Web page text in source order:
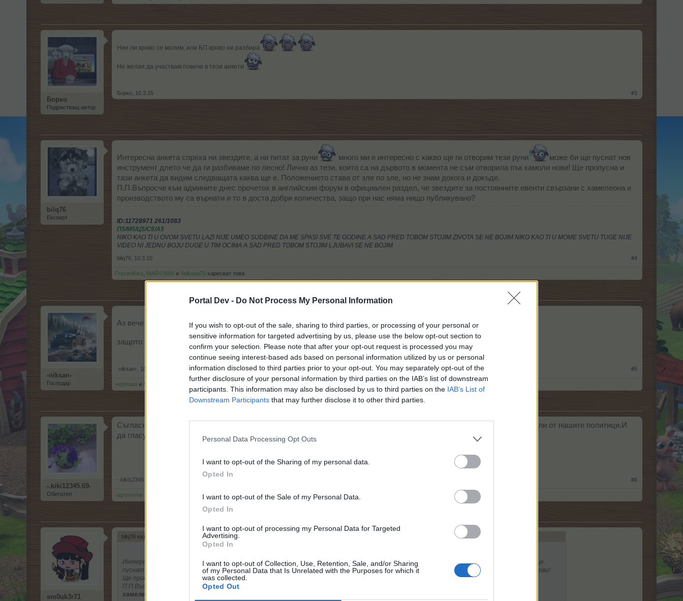
Portal Dev - Do Not Process My Personal Information
If you wish to opt-out of the sale, sharing to third parties, or processing of your personal or
sensitive information for targeted advertising by us, please use the below opt-out section to
confirm your selection. Please note that after your opt-out request is processed you may
continue seeing interest-based ads based on personal information utilized by us or personal
information disclosed to third parties prior to your opt-out. You may separately opt-out of the
further disclosure of your personal information by third parties on the IAB’s list of downstream
participants. This information may also be disclosed by us to third parties on the IAB’s List of
Downstream Participants that may further disclose it to other third parties.
Personal Data Processing Opt Outs
I want to opt-out of the Sharing of my personal data.
Opted In
I want to opt-out of the Sale of my Personal Data.
Opted In
I want to opt-out of processing my Personal Data for Targeted
Advertising.
Opted In
I want to opt-out of Collection, Use, Retention, Sale, and/or Sharing
of my Personal Data that Is Unrelated with the Purposes for which it
was collected.
Opted Out
Борко
Подрастващ автор
Ние ли криво се молим, или БП криво ни разбира
Не желая да участвам повече в тези анкети
Борко 10.3.15 #3
bilq76
Експерт
Интересна анкета спряха ни звездите, а ни питат за руни много ми е интересно с какво ще ги отворим тези руни
може би ще пуснат нов
инструмент длето че да ги разбиваме по лесно! Лично аз тези, които са на дървото в момента не съм отворила пък камоли нови! Ще пропусна и
тази анкета да видим следващата каква ще е. Положението става от зле по зле, но не знам докога и докъде.
П.П.Въпросче към админите днес прочетох в английския форум в официален раздел, че звездите за постоянните евенти свързани с хамелеона и
производството му са върнати и то в доста добри количества, защо при нас няма нищо публикувано?
ID:11728971 261/1083
П5/М5/Ц5/С5/А5
NIKO KAO TI U OVOM SVETU LAZI NIJE UMEO SUDBINE DA ME SPASI SVE TE GODINE A SAD PRED TOBOM STOJIM ZIVOTA SE NE BOJIM NIKO KAO TI U MOME SVETU TUGE NIJE
VIDEO NI JEDNU BOJU DUGE U TIM OCIMA A SAD PRED TOBOM STOJIM LJUBAVI SE NE BOJIM
bilq76 10.3.15 #4
FrozenKiss MARV3000 и Valkaaa76 харесват това.
-niksan-
Господар
Аз вече не пускам гласа си
защото след това ще ми го ..........т
-niksan- 10.3.15 #5
черешка и MARV3000
-.kiki12345.69-
Обитател
Съгласна съм със ..колегите"-стачкувам.Мислех че щом ни питат ,мнението ни е важно за тях но май нещо са прихванали от нашите политици.И
да гласуваме или не каквото решат това е,а за нас остава терминал 1.
-.kiki12345.69- #6
-agronoma- харесват това.
sm0uk3r71
bilq76 каза:
Интересна анкета спряха ни звездите, а ни питат за руни много ми е интересно с какво ще ги отворим тези руни
може би ще
пуснат нов инструмент длето че да ги разбиваме по лесно! Лично аз тези, които са на дървото в момента не съм отворила пък камоли нови!
Ще пропусна и тази анкета да видим следващата каква ще е. Положението става от зле по зле, но не знам докога и докъде.
П.П.Въпросче към админите днес прочетох в английския форум в официален раздел,
хамелеона и производството му са върнати